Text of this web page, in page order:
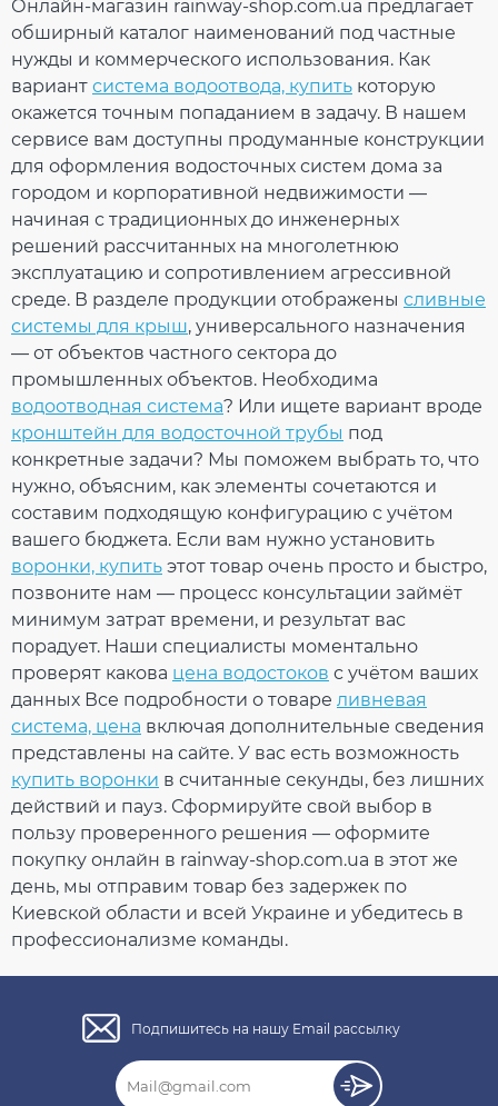
ПРОДОЛЖИТЬ ПОКУПКИ
Количество в
упаковке
10 шт
Дополнительные характеристики
Температура
использования
от - 40°С / до +
60°С
Температура для
монтажа
от + 5°С
Устойчивость к
УФ-излучению
Устойчивый
Гарантия
10 лет
Европейский
стандарт
EN 607:2004
Сертификат
соответствия
Сертифицирован
Ваш отзыв
Рейтинг
ОТПРАВИТЬ
Угол желоба наружный
90° (RAINWAY 130)
кирпичный
На складе
491.53
грн
-15% Скидка
73.73
грн
417.80 грн
Онлайн-магазин rainway-shop.com.ua предлагает
обширный каталог наименований под частные
нужды и коммерческого использования. Как
вариант система водоотвода, купить которую
окажется точным попаданием в задачу. В нашем
сервисе вам доступны продуманные конструкции
для оформления водосточных систем дома за
городом и корпоративной недвижимости —
начиная с традиционных до инженерных
решений рассчитанных на многолетнюю
эксплуатацию и сопротивлением агрессивной
среде. В разделе продукции отображены сливные
системы для крыш, универсального назначения
— от объектов частного сектора до
промышленных объектов. Необходима
водоотводная система? Или ищете вариант вроде
кронштейн для водосточной трубы под
конкретные задачи? Мы поможем выбрать то, что
нужно, объясним, как элементы сочетаются и
составим подходящую конфигурацию с учётом
вашего бюджета. Если вам нужно установить
воронки, купить этот товар очень просто и быстро,
позвоните нам — процесс консультации займёт
минимум затрат времени, и результат вас
порадует. Наши специалисты моментально
проверят какова цена водостоков с учётом ваших
данных Все подробности о товаре ливневая
система, цена включая дополнительные сведения
представлены на сайте. У вас есть возможность
купить воронки в считанные секунды, без лишних
действий и пауз. Сформируйте свой выбор в
пользу проверенного решения — оформите
покупку онлайн в rainway-shop.com.ua в этот же
день, мы отправим товар без задержек по
Киевской области и всей Украине и убедитесь в
профессионализме команды.
Подпишитесь на нашу Email рассылку